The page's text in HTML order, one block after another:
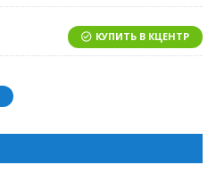
КУПИТЬ В КЦЕНТР